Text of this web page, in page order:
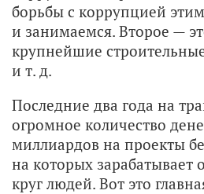
борьбы с коррупцией
и занимаемся. Второе —
крупнейшие
и т. д.
Последние два года на
огромное количество
миллиардов на проекты
на которых зарабатывает
круг людей. Вот это